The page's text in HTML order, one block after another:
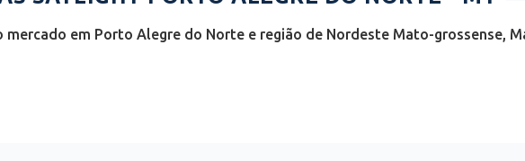
em Porto Alegre do Norte e região de Nordeste Mato-grossense,